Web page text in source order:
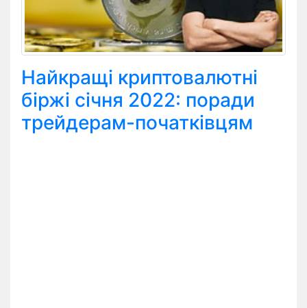
Найкращі криптовалютні
біржі січня 2022: поради
трейдерам-початківцям